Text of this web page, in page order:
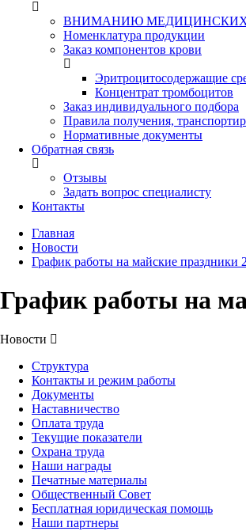
ВНИМАНИЮ МЕДИЦИНСКИХ
Номенклатура продукции
Заказ компонентов крови
Эритроцитосодержащие
Концентрат тромбоцитов
Заказ индивидуального подбора
Правила получения,
Нормативные документы
Обратная связь
Отзывы
Задать вопрос специалисту
Контакты
Главная
Новости
График работы на майские праздники
График работы на
Новости
Структура
Контакты и режим работы
Документы
Наставничество
Оплата труда
Текущие показатели
Охрана труда
Наши награды
Печатные материалы
Общественный Совет
Бесплатная юридическая помощь
Наши партнеры